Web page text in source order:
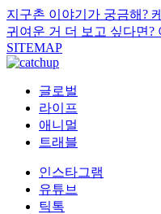
지구촌 이야기가 궁금해?
귀여운 거 더 보고 싶다면?
SITEMAP
글로벌
라이프
애니멀
트래블
인스타그램
유튜브
틱톡